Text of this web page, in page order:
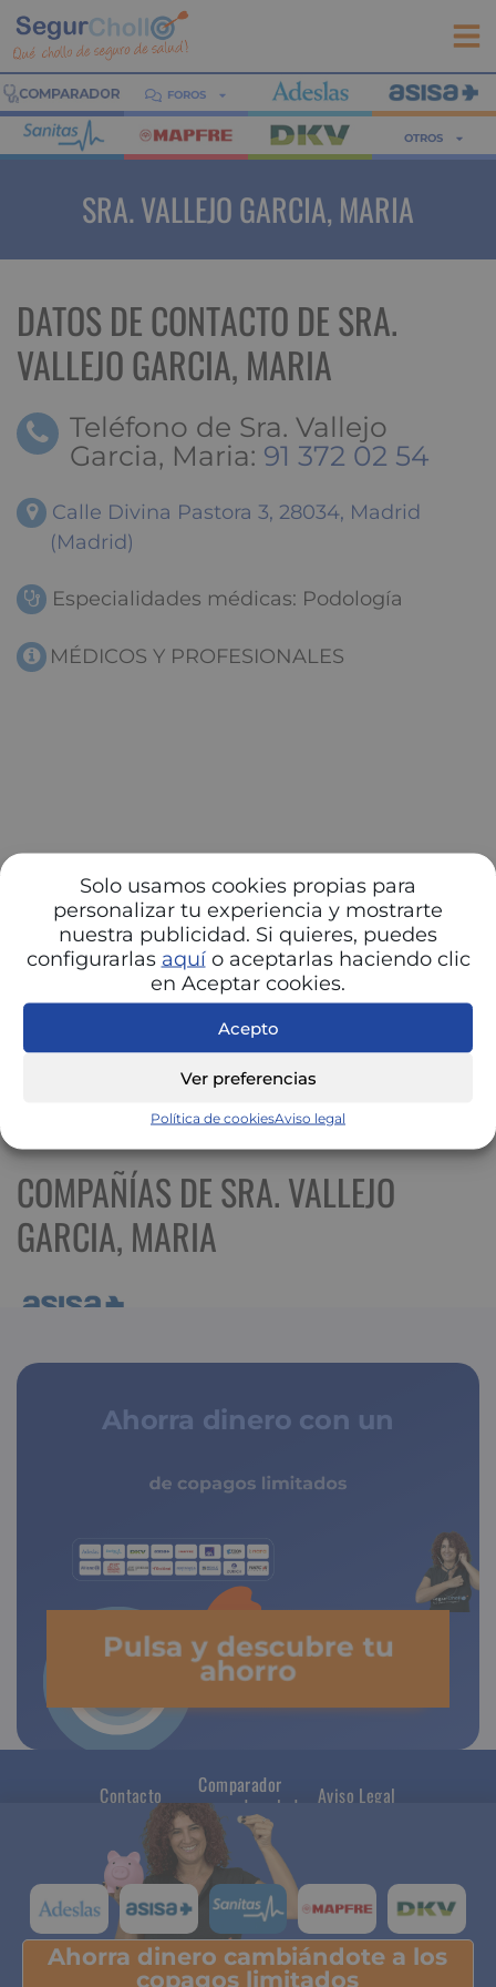
Solo usamos cookies propias para
personalizar tu experiencia y mostrarte
nuestra publicidad. Si quieres, puedes
configurarlas aquío aceptarlas haciendo clic
en Aceptar cookies.
Acepto
Ver preferencias
Política de cookiesAviso legal
FOROS
OTROS
SRA. VALLEJO GARCIA, MARIA
DATOS DE CONTACTO DE SRA.
VALLEJO GARCIA, MARIA
Teléfono de Sra. Vallejo
Garcia, Maria: 91 372 02 54
Calle Divina Pastora 3, 28034, Madrid
(Madrid)
Especialidades médicas: Podología
MÉDICOS Y PROFESIONALES
COMPAÑÍAS DE SRA. VALLEJO
GARCIA, MARIA
Ahorra dinero con un
de copagos limitados
Pulsa y descubre tu
ahorro
Contacto
Comparador
seguros de salud
Aviso Legal
Ahorra dinero cambiándote a los
copagos limitados
Pulsa y descubre tu ahorro